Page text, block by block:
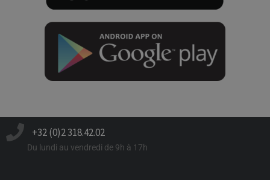
+32 (0)2 318.42.02
Du lundi au vendredi de 9h à 17h